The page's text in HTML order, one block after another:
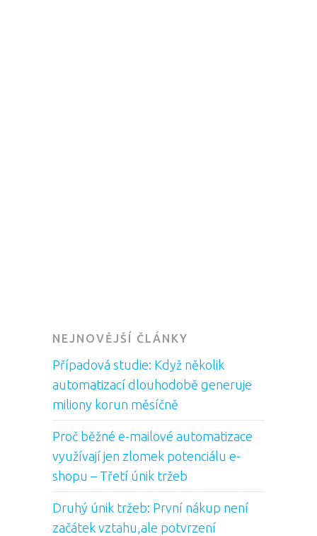
NEJNOVĚJŠÍ ČLÁNKY
Případová studie: Když několik
automatizací dlouhodobě generuje
miliony korun měsíčně
Proč běžné e-mailové automatizace
využívají jen zlomek potenciálu e-
shopu – Třetí únik tržeb
Druhý únik tržeb: První nákup není
začátek vztahu,ale potvrzení